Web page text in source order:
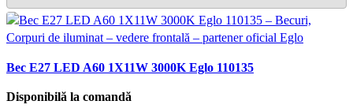
Bec E27 LED A60 1X11W 3000K Eglo 110135
Disponibilă la comandă